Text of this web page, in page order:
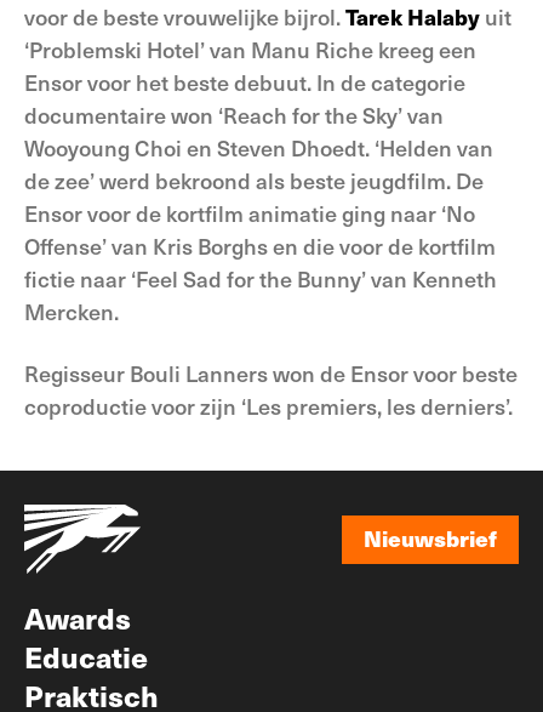
voor de beste vrouwelijke bijrol.Tarek Halaby uit
‘Problemski Hotel’ van Manu Riche kreeg een
Ensor voor het beste debuut. In de categorie
documentaire won ‘Reach for the Sky’ van
Wooyoung Choi en Steven Dhoedt. ‘Helden van
de zee’ werd bekroond als beste jeugdfilm. De
Ensor voor de kortfilm animatie ging naar ‘No
Offense’ van Kris Borghs en die voor de kortfilm
fictie naar ‘Feel Sad for the Bunny’ van Kenneth
Mercken.
Regisseur Bouli Lanners won de Ensor voor beste
coproductie voor zijn ‘Les premiers, les derniers’.
Nieuwsbrief
Awards
Educatie
Praktisch